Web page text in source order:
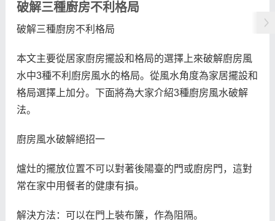
破解三種廚房不利格局
破解三種廚房不利格局
本文主要從居家廚房擺設和格局的選擇上來破解廚房風
水中3種不利廚房風水的格局。從風水角度為家居擺設和
格局選擇上加分。下面將為大家介紹3種廚房風水破解
法。
廚房風水破解絕招一
爐灶的擺放位置不可以對著後陽臺的門或廚房門，這對
常在家中用餐者的健康有損。
解決方法：可以在門上裝布簾，作為阻隔。